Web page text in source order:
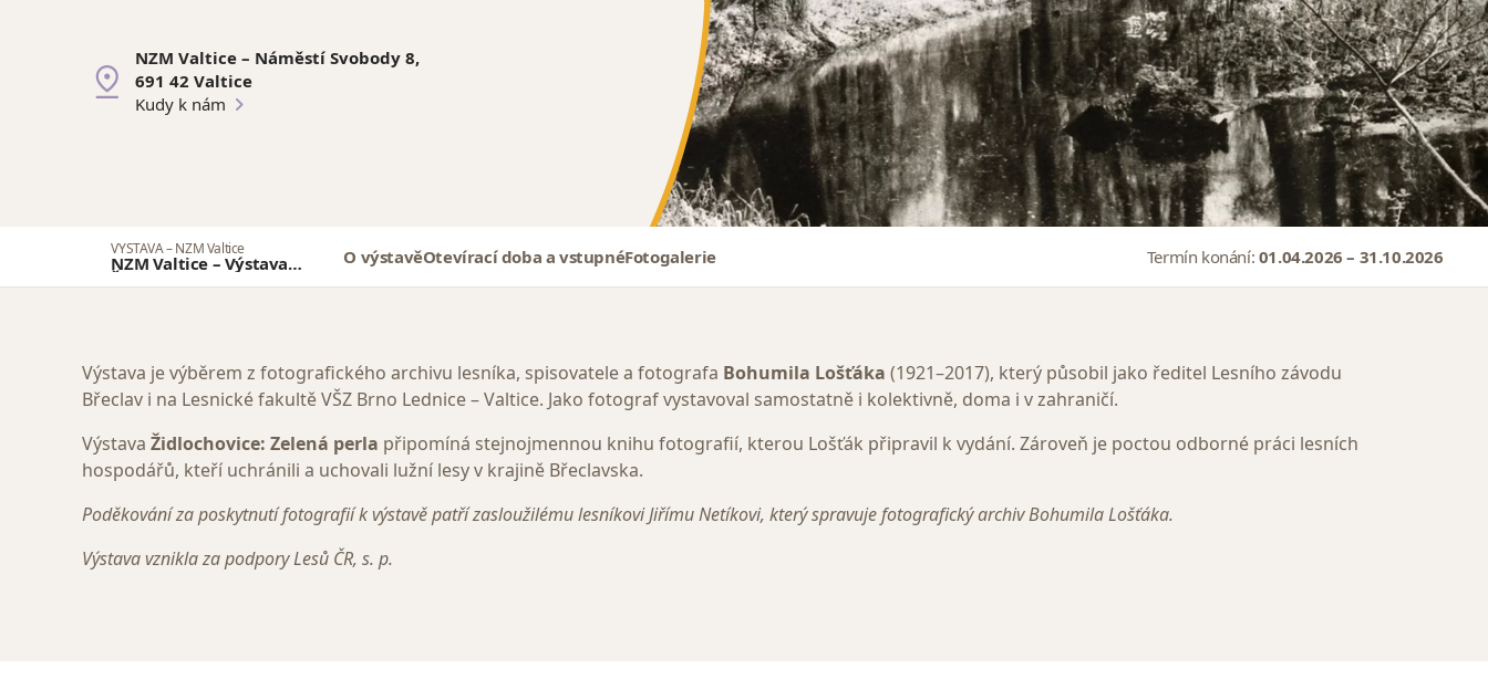
NZM Valtice – Náměstí Svobody 8,
691 42 Valtice
Kudy k nám
VÝSTAVA – NZM Valtice
NZM Valtice – Výstava
Židlochovice: Zelená perla
O výstavěOtevírací doba a vstupnéFotogalerie Termín konání: 01.04.2026 – 31.10.2026
Výstava je výběrem z fotografického archivu lesníka, spisovatele a fotografa Bohumila Lošťáka(1921–2017), který působil jako ředitel Lesního závodu
Břeclav i na Lesnické fakultě VŠZ Brno Lednice – Valtice. Jako fotograf vystavoval samostatně i kolektivně, doma i v zahraničí.
VýstavaŽidlochovice: Zelená perla připomíná stejnojmennou knihu fotografií, kterou Lošťák připravil k vydání. Zároveň je poctou odborné práci lesních
hospodářů, kteří uchránili a uchovali lužní lesy v krajině Břeclavska.
Poděkování za poskytnutí fotografií k výstavě patří zasloužilému lesníkovi Jiřímu Netíkovi, který spravuje fotografický archiv Bohumila Lošťáka.
Výstava vznikla za podpory Lesů ČR, s. p.